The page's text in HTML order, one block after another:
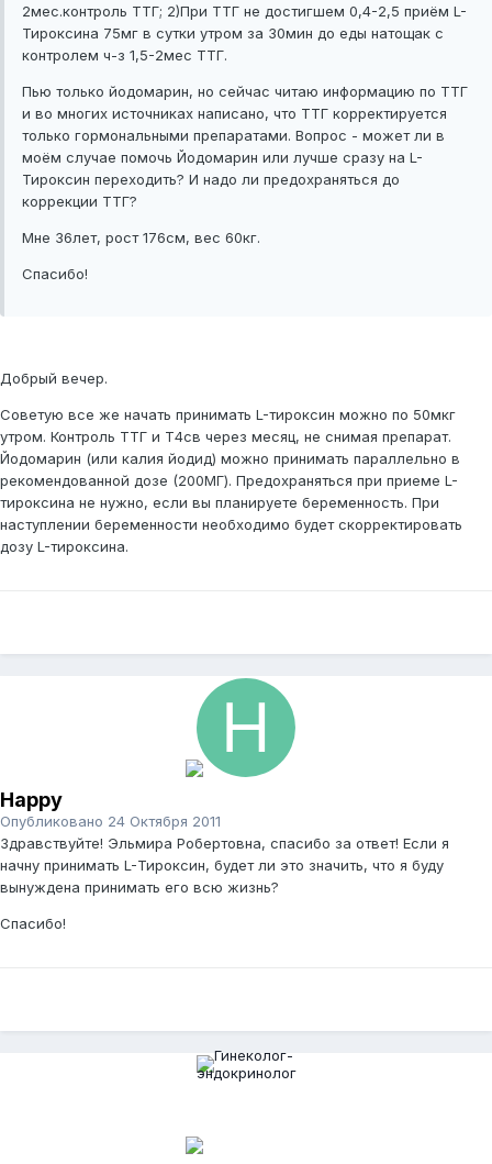
2мес.контроль ТТГ; 2)При ТТГ не достигшем 0,4-2,5 приём L-
Тироксина 75мг в сутки утром за 30мин до еды натощак с
контролем ч-з 1,5-2мес ТТГ.
Пью только йодомарин, но сейчас читаю информацию по ТТГ
и во многих источниках написано, что ТТГ корректируется
только гормональными препаратами. Вопрос - может ли в
моём случае помочь Йодомарин или лучше сразу на L-
Тироксин переходить? И надо ли предохраняться до
коррекции ТТГ?
Мне 36лет, рост 176см, вес 60кг.
Спасибо!
Добрый вечер.
Советую все же начать принимать L-тироксин можно по 50мкг
утром. Контроль ТТГ и Т4св через месяц, не снимая препарат.
Йодомарин (или калия йодид) можно принимать параллельно в
рекомендованной дозе (200МГ). Предохраняться при приеме L-
тироксина не нужно, если вы планируете беременность. При
наступлении беременности необходимо будет скорректировать
дозу L-тироксина.
Happy
Опубликовано 24 Октября 2011
Здравствуйте! Эльмира Робертовна, спасибо за ответ! Если я
начну принимать L-Тироксин, будет ли это значить, что я буду
вынуждена принимать его всю жизнь?
Спасибо!